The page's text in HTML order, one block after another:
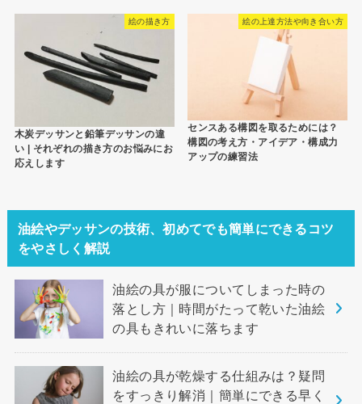
絵の描き方
木炭デッサンと鉛筆デッサンの違
い | それぞれの描き方のお悩みにお
応えします
絵の上達方法や向き合い方
センスある構図を取るためには？
構図の考え方・アイデア・構成力
アップの練習法
油絵やデッサンの技術、初めてでも簡単にできるコツ
をやさしく解説
油絵の具が服についてしまった時の
落とし方｜時間がたって乾いた油絵
の具もきれいに落ちます
油絵の具が乾燥する仕組みは？疑問
をすっきり解消｜簡単にできる早く